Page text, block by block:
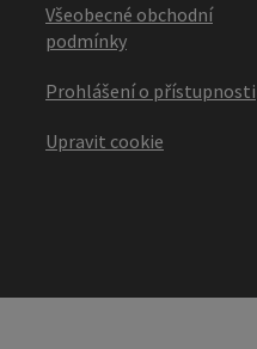
Všeobecné obchodní
podmínky
Prohlášení o přístupnosti
Upravit cookie